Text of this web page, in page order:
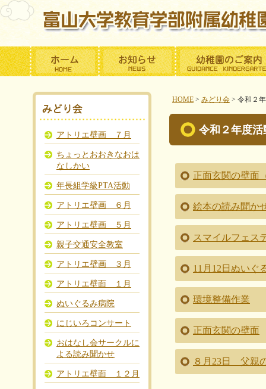
HOME > みどり会 > 令和２
令和２年度
正面玄関の壁面
絵本の読み聞か
スマイルフェス
11月12日ぬいぐ
環境整備作業
正面玄関の壁面
８月23日 父親
アトリエ壁画 ７月
ちょっとおおきなおは
なしかい
年長組学級PTA活動
アトリエ壁画 ６月
アトリエ壁画 ５月
親子交通安全教室
アトリエ壁画 ３月
アトリエ壁面 １月
ぬいぐるみ病院
にじいろコンサート
おはなし会サークルに
よる読み聞かせ
アトリエ壁面 １２月